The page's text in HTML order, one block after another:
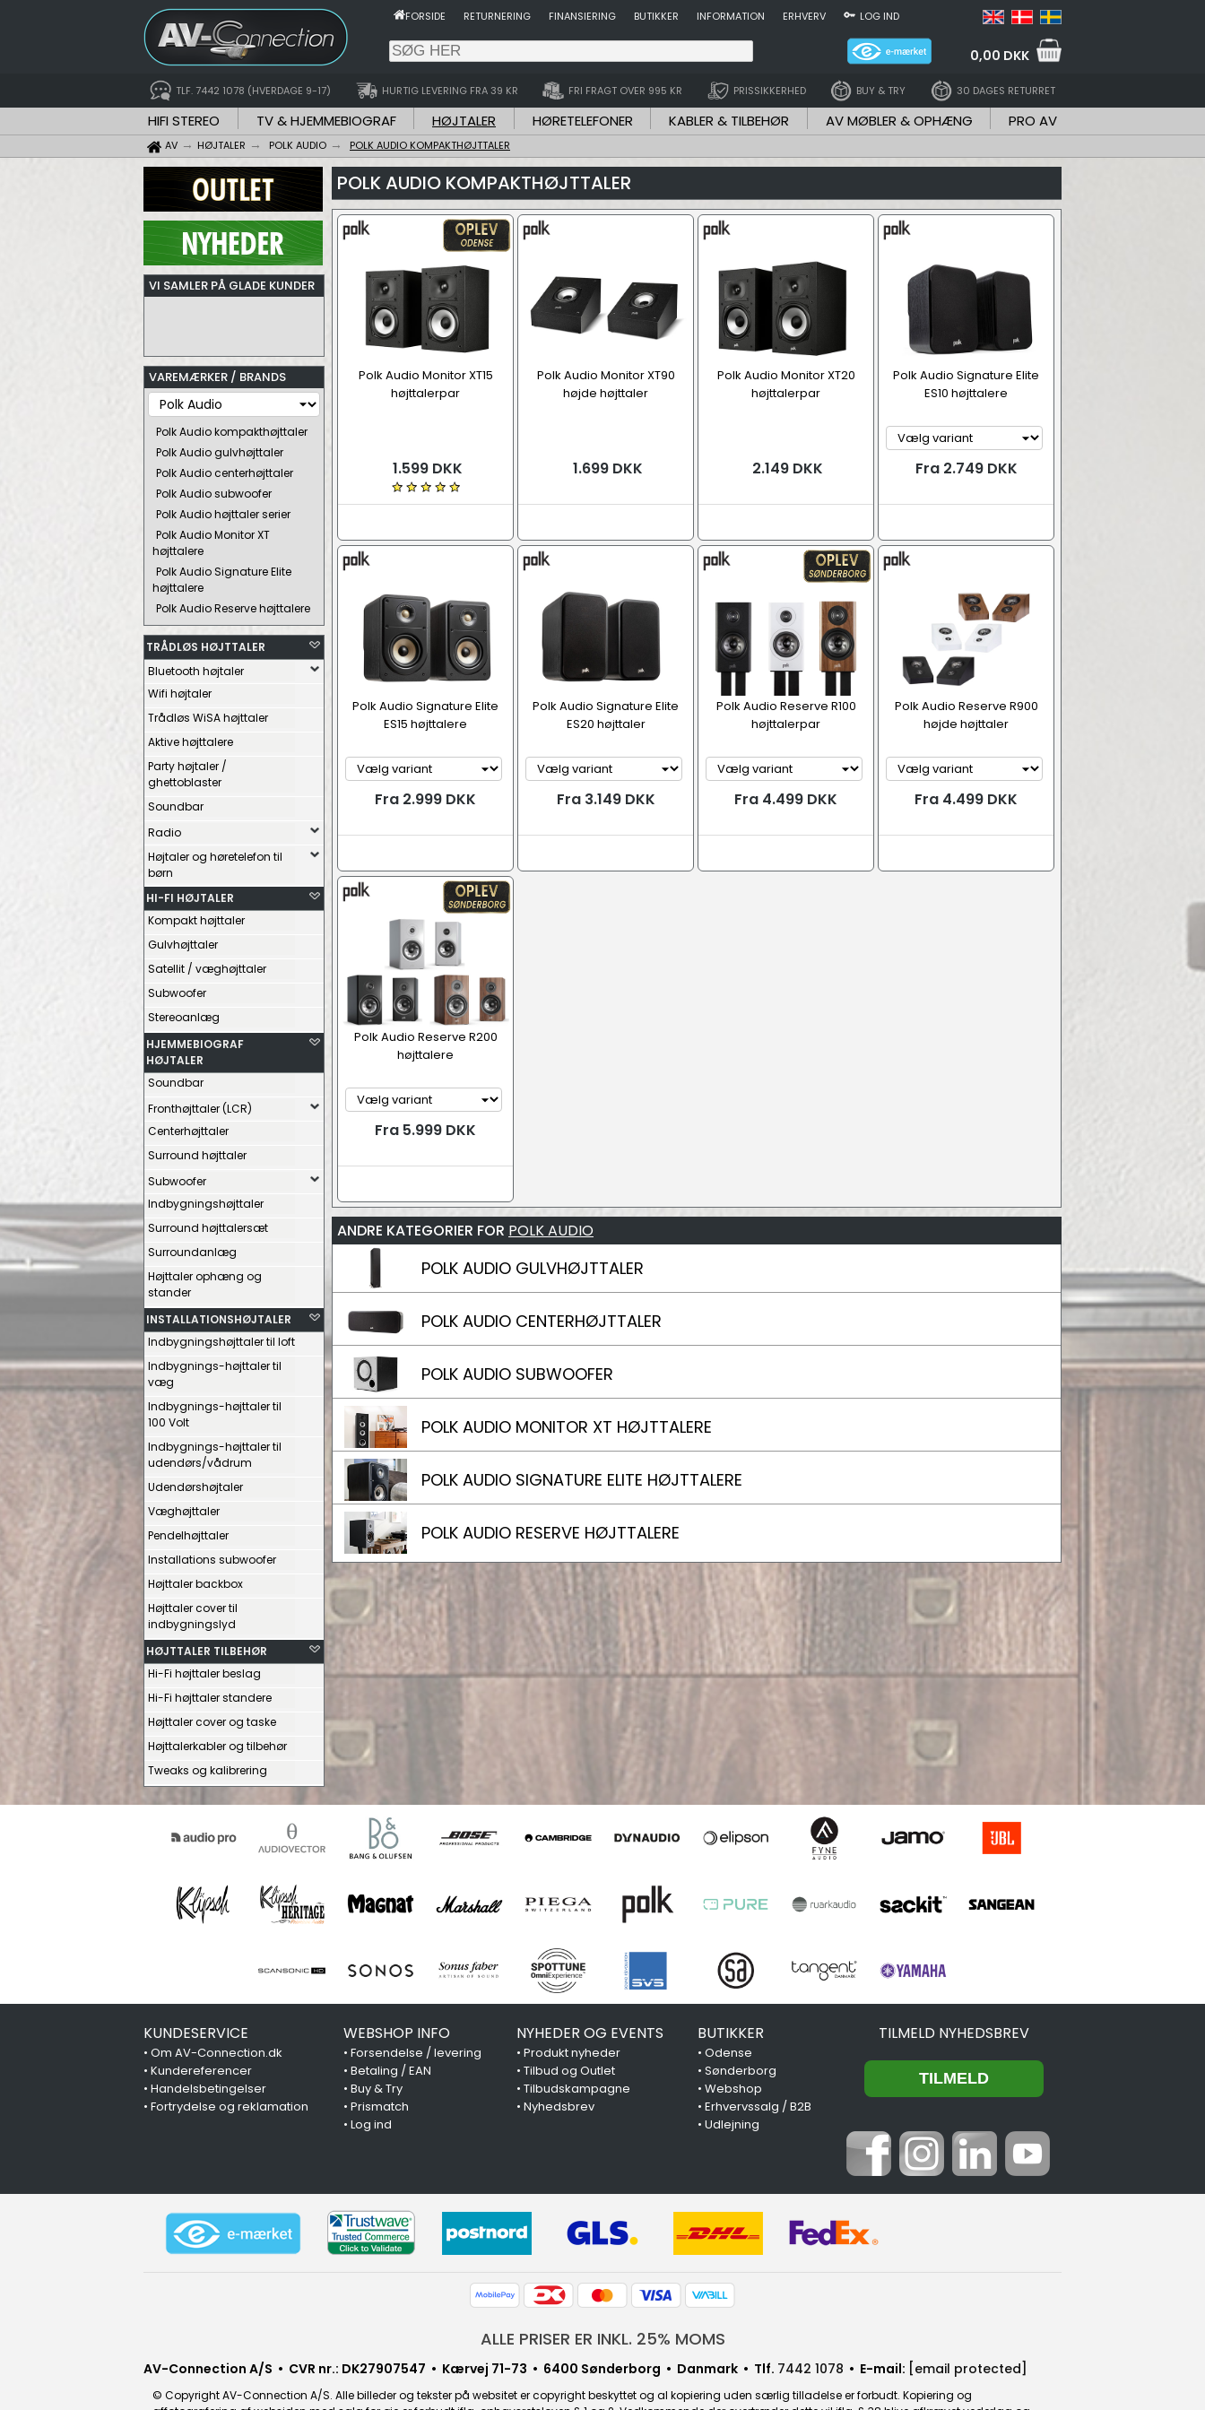
FORSIDE RETURNERING FINANSIERING BUTIKKER INFORMATION ERHVERV LOG IND
0,00 DKK
TLF. 7442 1078 (HVERDAGE 9-17) HURTIG LEVERING FRA 39 KR FRI FRAGT OVER 995 KR PRISSIKKERHED BUY & TRY 30 DAGES RETURRET
HIFI STEREO TV & HJEMMEBIOGRAF HØJTALER HØRETELEFONER KABLER & TILBEHØR AV MØBLER & OPHÆNG PRO AV
AV HØJTALER POLK AUDIO POLK AUDIO KOMPAKTHØJTTALER
VI SAMLER PÅ GLADE KUNDER
VAREMÆRKER / BRANDS
Polk Audio kompakthøjttaler
Polk Audio gulvhøjttaler
Polk Audio centerhøjttaler
Polk Audio subwoofer
Polk Audio højttaler serier
Polk Audio Monitor XT
højttalere
Polk Audio Signature Elite
højttalere
Polk Audio Reserve højttalere
TRÅDLØS HØJTTALER
Bluetooth højtaler
Wifi højtaler
Trådløs WiSA højttaler
Aktive højttalere
Party højtaler /
ghettoblaster
Soundbar
Radio
Højtaler og høretelefon til
børn
HI-FI HØJTALER
Kompakt højttaler
Gulvhøjttaler
Satellit / væghøjttaler
Subwoofer
Stereoanlæg
HJEMMEBIOGRAF
HØJTALER
Soundbar
Fronthøjttaler (LCR)
Centerhøjttaler
Surround højttaler
Subwoofer
Indbygningshøjttaler
Surround højttalersæt
Surroundanlæg
Højttaler ophæng og
stander
INSTALLATIONSHØJTALER
Indbygningshøjttaler til loft
Indbygnings-højttaler til
væg
Indbygnings-højttaler til
100 Volt
Indbygnings-højttaler til
udendørs/vådrum
Udendørshøjtaler
Væghøjttaler
Pendelhøjttaler
Installations subwoofer
Højttaler backbox
Højttaler cover til
indbygningslyd
HØJTTALER TILBEHØR
Hi-Fi højttaler beslag
Hi-Fi højttaler standere
Højttaler cover og taske
Højttalerkabler og tilbehør
Tweaks og kalibrering
POLK AUDIO KOMPAKTHØJTTALER
Polk Audio Monitor XT15
højttalerpar
1.599 DKK
Polk Audio Monitor XT90
højde højttaler
1.699 DKK
Polk Audio Monitor XT20
højttalerpar
2.149 DKK
Polk Audio Signature Elite
ES10 højttalere
Fra 2.749 DKK
Polk Audio Signature Elite
ES15 højttalere
Fra 2.999 DKK
Polk Audio Signature Elite
ES20 højttaler
Fra 3.149 DKK
Polk Audio Reserve R100
højttalerpar
Fra 4.499 DKK
Polk Audio Reserve R900
højde højttaler
Fra 4.499 DKK
Polk Audio Reserve R200
højttalere
Fra 5.999 DKK
ANDRE KATEGORIER FOR POLK AUDIO
POLK AUDIO GULVHØJTTALER
POLK AUDIO CENTERHØJTTALER
POLK AUDIO SUBWOOFER
POLK AUDIO MONITOR XT HØJTTALERE
POLK AUDIO SIGNATURE ELITE HØJTTALERE
POLK AUDIO RESERVE HØJTTALERE
KUNDESERVICE
• Om AV-Connection.dk
• Kundereferencer
• Handelsbetingelser
• Fortrydelse og reklamation
WEBSHOP INFO
• Forsendelse / levering
• Betaling / EAN
• Buy & Try
• Prismatch
• Log ind
NYHEDER OG EVENTS
• Produkt nyheder
• Tilbud og Outlet
• Tilbudskampagne
• Nyhedsbrev
BUTIKKER
•Odense
•Sønderborg
•Webshop
•Erhvervssalg / B2B
•Udlejning
TILMELD NYHEDSBREV
ALLE PRISER ER INKL. 25% MOMS
AV-Connection A/S • CVR nr.: DK27907547 • Kærvej 71-73 • 6400 Sønderborg • Danmark • Tlf. 7442 1078 • E-mail: [email protected]
© Copyright AV-Connection A/S. Alle billeder og tekster på websitet er copyright beskyttet og al kopiering uden særlig tilladelse er forbudt. Kopiering og